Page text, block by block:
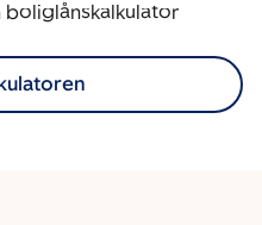
boliglånskalkulator